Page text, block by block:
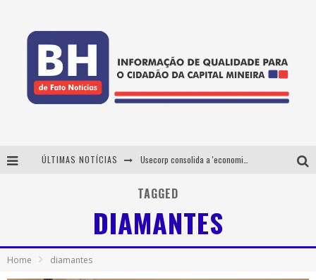
ÚLTIMAS NOTÍCIAS
Projeta Cultura abre inscrições gratuitas em Conselheiro Lafaiete para oficinas de elaboração de projetos culturais e inteligência artificial
TAGGED
DIAMANTES
Home diamantes